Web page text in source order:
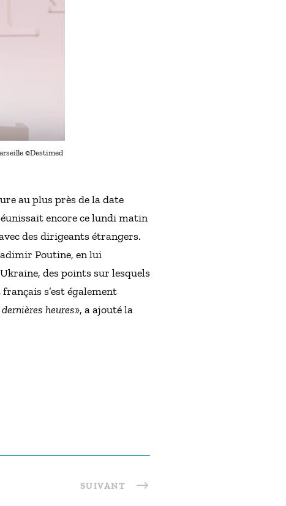
©Destimed
au plus près de la date
encore ce lundi matin
des dirigeants étrangers.
Poutine, en lui
des points sur lesquels
français s’est également
heures», a ajouté la
SUIVANT